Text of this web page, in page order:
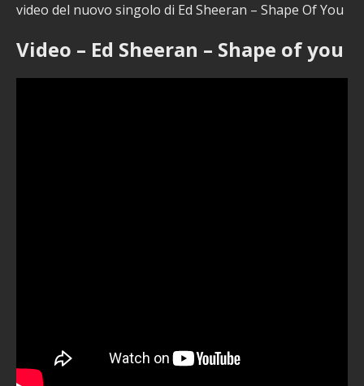
video del nuovo singolo di Ed Sheeran – Shape Of You
Video – Ed Sheeran – Shape of you